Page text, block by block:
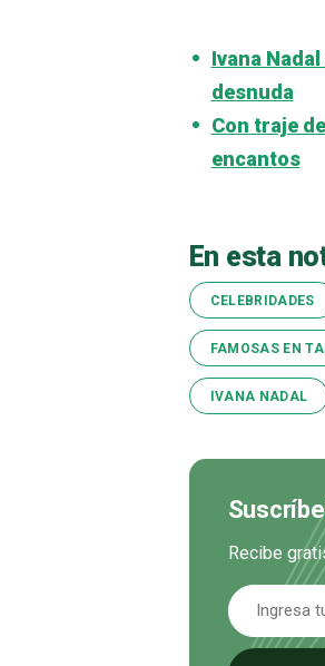
Ivana
desnuda
Con traje
encantos
En esta
CELEBRIDADES
FAMOSAS EN
IVANA NADAL
Recibe